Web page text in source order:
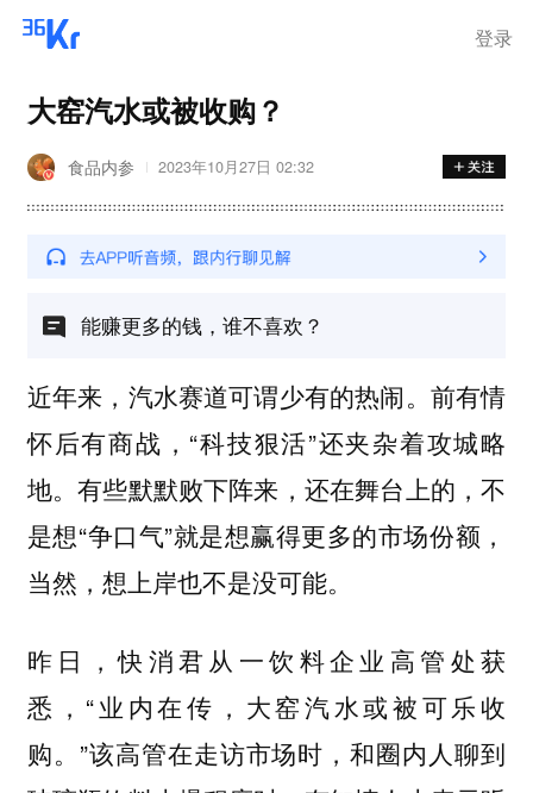
登录
大窑汽水或被收购？
食品内参 2023年10月27日 02:32
能赚更多的钱，谁不喜欢？
近年来，汽水赛道可谓少有的热闹。前有情
怀后有商战，“科技狠活”还夹杂着攻城略
地。有些默默败下阵来，还在舞台上的，不
是想“争口气”就是想赢得更多的市场份额，
当然，想上岸也不是没可能。
昨日，快消君从一饮料企业高管处获
悉，“业内在传，大窑汽水或被可乐收
购。”该高管在走访市场时，和圈内人聊到